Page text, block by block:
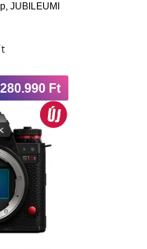
JUBILEUMI
Ft